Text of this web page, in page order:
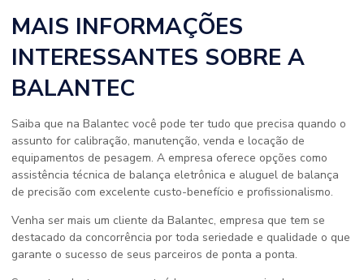
MAIS INFORMAÇÕES
INTERESSANTES SOBRE A
BALANTEC
Saiba que na Balantec você pode ter tudo que precisa quando o
assunto for calibração, manutenção, venda e locação de
equipamentos de pesagem. A empresa oferece opções como
assistência técnica de balança eletrônica e aluguel de balança
de precisão com excelente custo-benefício e profissionalismo.
Venha ser mais um cliente da Balantec, empresa que tem se
destacado da concorrência por toda seriedade e qualidade o que
garante o sucesso de seus parceiros de ponta a ponta.